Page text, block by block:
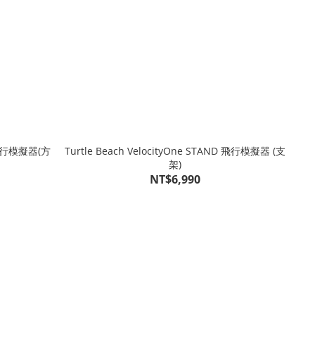
模擬器(方
Turtle Beach VelocityOne STAND 飛行模擬器 (支
架)
NT$6,990